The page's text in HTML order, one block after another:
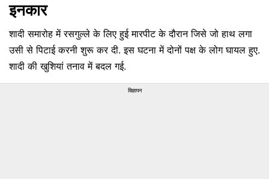
इनकार
शादी समारोह में रसगुल्ले के लिए हुई मारपीट के दौरान जिसे जो हाथ लगा
उसी से पिटाई करनी शुरू कर दी. इस घटना में दोनों पक्ष के लोग घायल हुए.
शादी की खुशियां तनाव में बदल गई.
विज्ञापन